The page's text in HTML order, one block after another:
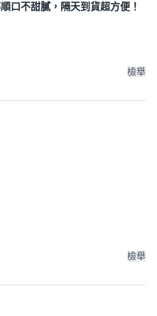
口不甜膩，隔天到貨超方便！
檢舉
檢舉